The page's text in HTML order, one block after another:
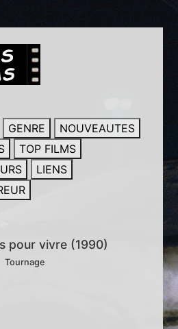
GENRE
NOUVEAUTES
TOP FILMS
LIENS
pour vivre (1990)
Tournage